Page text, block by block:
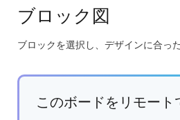
ルが含まれており、さまざま
けのソリューションの開発を
ンストールされたデモとエミ
すぐに開発でき、システム
をサポートし、さまざまな開
ブロック図
ブロックを選択し、デザインに合っ
interactive
diagram
このボードをリモート